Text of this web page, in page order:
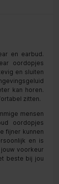
en earbud.
oordopjes
en sluiten
kan horen.
zitten.
mensen
oordopjes
fijner kunnen
en is
voorkeur
beste bij jou